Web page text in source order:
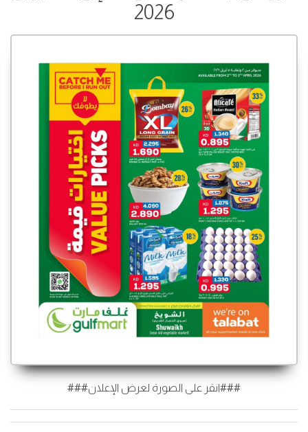
2026
###انقر على الصورة لعرض الإعلان###